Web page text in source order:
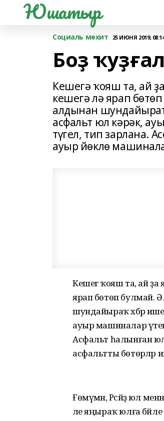
Юшатыр
Социаль мөхит 25 ИЮНЯ 2019,
Боҙ
Кешегә ҡояш та, ай
кешегә лә ярап
алдынан шундайыраҡ
асфальт юл кәрәк,
түгел, тип зарлана.
ауыр йөклө
Кешегә ҡояш та, ай ҙа
ярап бөтөп булмай.
шундайыраҡ хәбәр
ауыр машиналар
Асфальт һалынған юл
асфальтты бөтөрәләр
Ғөмүмән, Рәсәйҙә юл
әле яңыраҡ юлға